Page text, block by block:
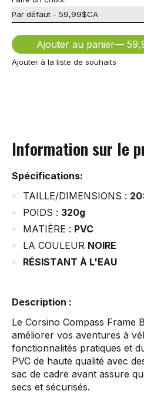
Ajouter au panier —
Ajouter à la liste de souhaits
Information sur le
Spécifications:
TAILLE/DIMENSIONS :
POIDS : 320g
MATIÈRE : PVC
LA COULEUR NOIRE
RÉSISTANT À L'EAU
Description :
Le Corsino Compass Frame
améliorer vos aventures à
fonctionnalités pratiques et
PVC de haute qualité avec
sac de cadre avant assure
secs et sécurisés.